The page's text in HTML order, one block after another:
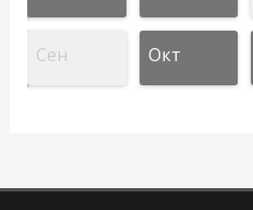
Сен Окт